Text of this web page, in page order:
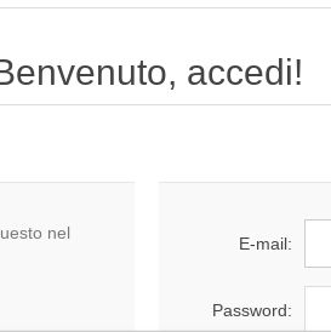
accedi!
nel
E-mail:
Password: